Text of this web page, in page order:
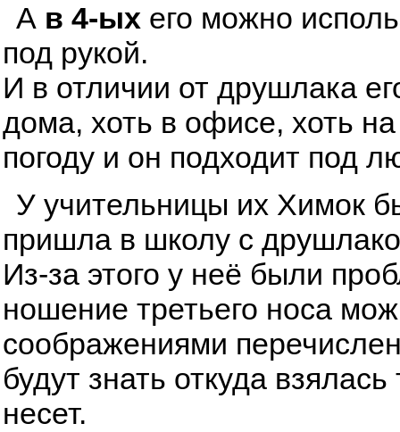
А в 4-ых его можно
под рукой.
И в отличии от друшлака
дома, хоть в офисе, хоть
погоду и он подходит под
У учительницы их Химок
пришла в школу с
Из-за этого у неё были
ношение третьего носа
соображениями
будут знать откуда
несет.